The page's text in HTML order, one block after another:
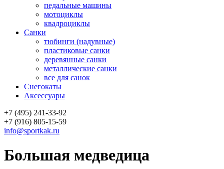
педальные машины
мотоциклы
квадроциклы
Санки
тюбинги (надувные)
пластиковые санки
деревянные санки
металлические санки
все для санок
Снегокаты
Аксессуары
+7 (495) 241-33-92
+7 (916) 805-15-59
info@sportkak.ru
Большая медведица